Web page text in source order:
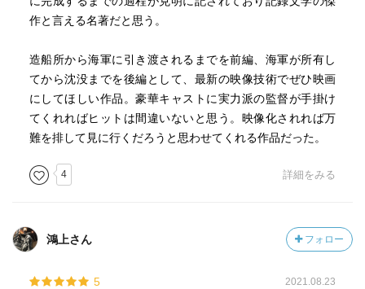
作と言える名著だと思う。
造船所から海軍に引き渡されるまでを前編、海軍が所有し
てから沈没までを後編として、最新の映像技術でぜひ映画
にしてほしい作品。豪華キャストに実力派の監督が手掛け
てくれればヒットは間違いないと思う。映像化されれば万
難を排して見に行くだろうと思わせてくれる作品だった。
4 詳細をみる
鴻上さん フォロー
5 2021.08.23